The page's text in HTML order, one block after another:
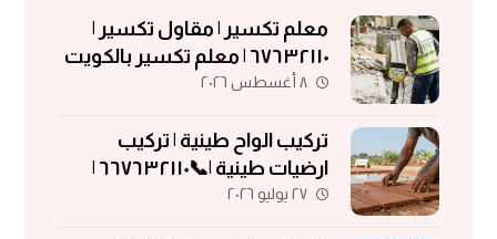
معلم تكسير | مقاول تكسير |
٦٧٦٣٢١١٠ | معلم تكسير بالكويت
٨ أغسطس ٢٠٢٦
تركيب الواح طينية | تركيب
ارضيات طينية |📞٦٦٧٦٣٢١١٠ |
الواح طينية | معلم تركيب الواح
٢٧ يوليو ٢٠٢٦